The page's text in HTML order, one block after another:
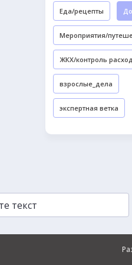
Еда/рецепты
Мероприятия/
ЖКХ/контроль
взрослые_дела
экспертная ветка